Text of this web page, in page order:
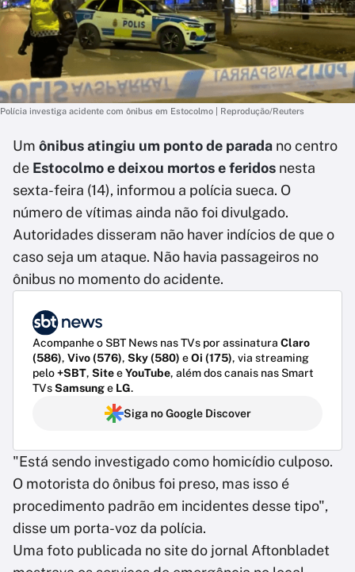
Polícia investiga acidente com ônibus em Estocolmo | Reprodução/Reuters
Um ônibus atingiu um ponto de parada no centro
de Estocolmo e deixou mortos e feridos nesta
sexta-feira (14), informou a polícia sueca. O
número de vítimas ainda não foi divulgado.
Autoridades disseram não haver indícios de que o
caso seja um ataque. Não havia passageiros no
ônibus no momento do acidente.
Acompanhe o SBT News nas TVs por assinatura Claro
(586), Vivo (576), Sky (580) eOi (175), via streaming
pelo+SBT, SiteeYouTube, além dos canais nas Smart
TVsSamsunge LG.
Siga no Google Discover
"Está sendo investigado como homicídio culposo.
O motorista do ônibus foi preso, mas isso é
procedimento padrão em incidentes desse tipo",
disse um porta-voz da polícia.
Uma foto publicada no site do jornal Aftonbladet